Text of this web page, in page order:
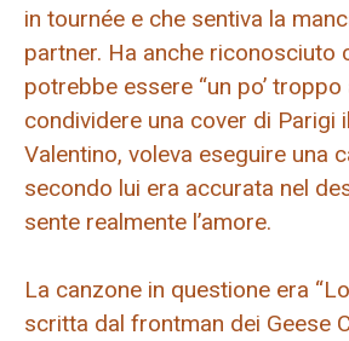
in tournée e che sentiva la
partner. Ha anche riconosciuto
potrebbe essere “un po’ troppo
condividere una cover di Parigi
Valentino, voleva eseguire una
secondo lui era accurata nel
sente realmente l’amore.
La canzone in questione era
scritta dal frontman dei Geese